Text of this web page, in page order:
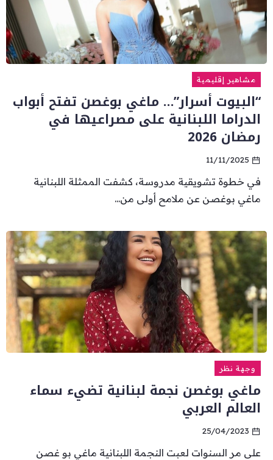
مشاهير إقليمية
“البيوت أسرار”… ماغي بوغصن تفتح أبواب
الدراما اللبنانية على مصراعيها في
رمضان 2026
11/11/2025
في خطوة تشويقية مدروسة، كشفت الممثلة اللبنانية
ماغي بوغصن عن ملامح أولى من...
وجهة نظر
ماغي بوغصن نجمة لبنانية تضيء سماء
العالم العربي
25/04/2023
على مر السنوات لعبت النجمة اللبنانية ماغي بو غصن